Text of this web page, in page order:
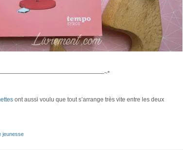
ont aussi voulu que tout s’arrange très vite entre les deux
jeunesse